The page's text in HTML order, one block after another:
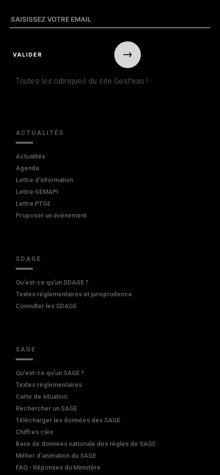
Toutes les rubriques du site Gest'eau !
ACTUALITÉS
Actualités
Agenda
Lettre d'information
Lettre GEMAPI
Lettre PTGE
Proposer un événement
SDAGE
Qu'est-ce qu'un SDAGE ?
Textes réglementaires et jurisprudence
Consulter les SDAGE
SAGE
Qu'est-ce qu'un SAGE ?
Textes réglementaires
Carte de situation
Rechercher un SAGE
Télécharger les données des SAGE
Chiffres clés
Base de données nationale des règles de SAGE
Métier d'animation du SAGE
FAQ - Réponses du Ministère